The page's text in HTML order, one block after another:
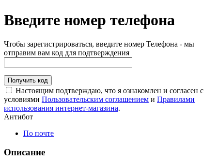
Введите номер телефона
Чтобы зарегистрироваться, введите номер Телефона - мы
отправим вам код для подтверждения
Получить код
Настоящим подтверждаю, что я ознакомлен и согласен с
условиями Пользовательским соглашением и Правилами
использования интернет-магазина.
Антибот
По почте
Описание